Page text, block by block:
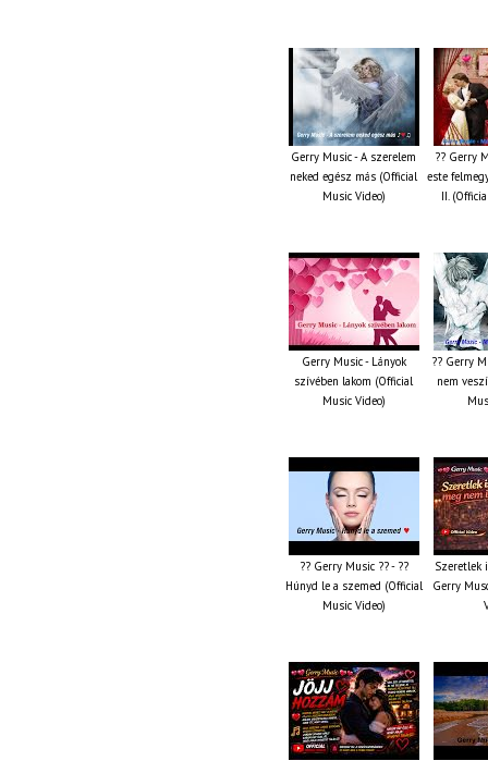
Gerry Music - A szerelem
neked egész más (Official
Music Video)
?? Gerry
este
II.
Gerry Music - Lányok
szívében lakom (Official
Music Video)
?? Gerry
nem
?? Gerry Music ?? - ??
Húnyd le a szemed (Official
Music Video)
Szeretlek
Gerry